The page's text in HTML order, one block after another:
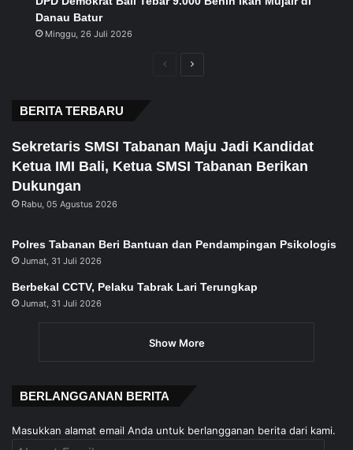
Danau Batur
Minggu, 26 Juli 2026
PreviousNext
BERITA TERBARU
Sekretaris SMSI Tabanan Maju Jadi Kandidat
Ketua IMI Bali, Ketua SMSI Tabanan Berikan
Dukungan
Rabu, 05 Agustus 2026
Polres Tabanan Beri Bantuan dan Pendampingan Psikologis
Jumat, 31 Juli 2026
Berbekal CCTV, Pelaku Tabrak Lari Terungkap
Jumat, 31 Juli 2026
Show More
BERLANGGANAN BERITA
Masukkan alamat email Anda untuk berlangganan berita dari kami.
Alamat